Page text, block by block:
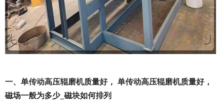
一、单传动高压辊磨机质量好， 单传动高压辊磨机质量好，
磁场一般为多少_磁块如何排列